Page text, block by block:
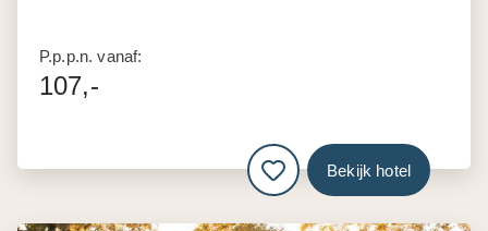
P.p.p.n. vanaf:
107,-
Bekijk hotel